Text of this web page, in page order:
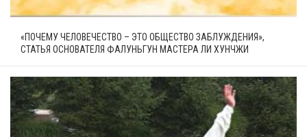
«ПОЧЕМУ ЧЕЛОВЕЧЕСТВО – ЭТО ОБЩЕСТВО ЗАБЛУЖДЕНИЯ»,
СТАТЬЯ ОСНОВАТЕЛЯ ФАЛУНЬГУН МАСТЕРА ЛИ ХУНЧЖИ